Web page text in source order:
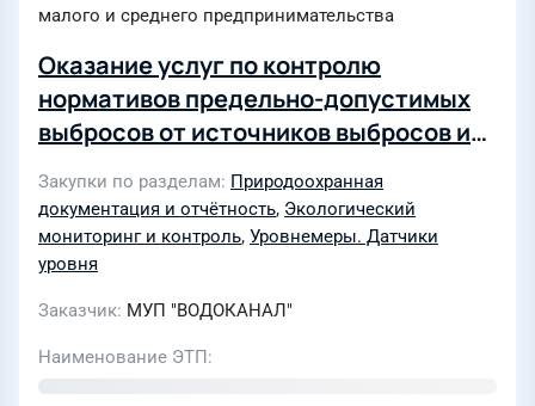
малого и среднего предпринимательства
Оказание услуг по контролю
нормативов предельно-допустимых
выбросов от источников выбросов и
санитарно-защитных зон (СЗЗ),
контролю уровня шума объектов МУП
«Водоканал» в рамках
производственного экологического
Закупки по разделам
Природоохранная
документация и отчётность, Экологический
мониторинг и контроль, Уровнемеры. Датчики
уровня
Заказчик МУП "ВОДОКАНАЛ"
Наименование ЭТП